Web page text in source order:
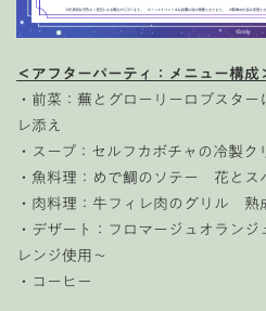
＜アフターパーティ：メニュー構成
・前菜：蕪とグローリーロブスタ
レ添え
・スープ：セルフカボチャの冷製ク
・魚料理：めで鯛のソテー 花とス
・肉料理：牛フィレ肉のグリル 熟
・デザート：フロマージュオラン
レンジ使用〜
・コーヒー